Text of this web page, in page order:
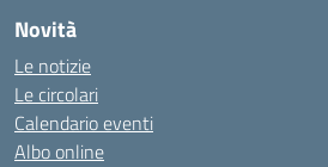
Novità
Le notizie
Le circolari
Calendario eventi
Albo online